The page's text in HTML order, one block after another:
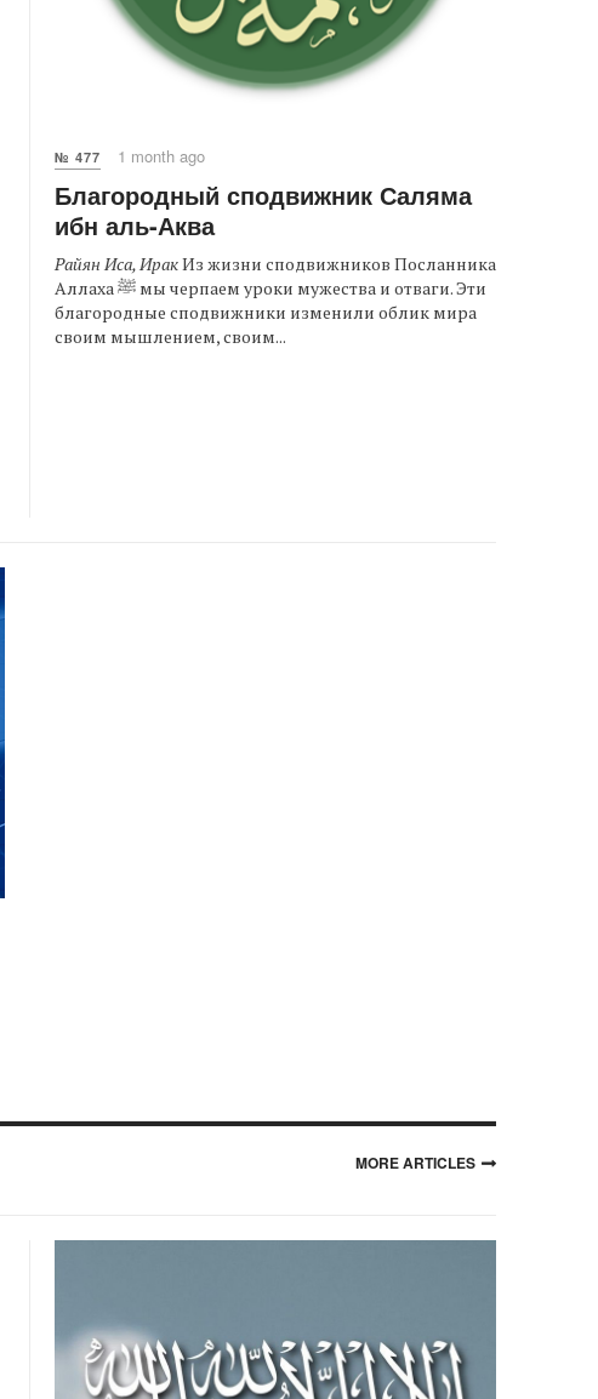
№ 477 1 month ago
Благородный сподвижник Саляма
ибн аль-Аква
Райян Иса, ИракИз жизни сподвижников Посланника
Аллаха ﷺ мы черпаем уроки мужества и отваги. Эти
благородные сподвижники изменили облик мира
своим мышлением, своим...
MORE ARTICLES